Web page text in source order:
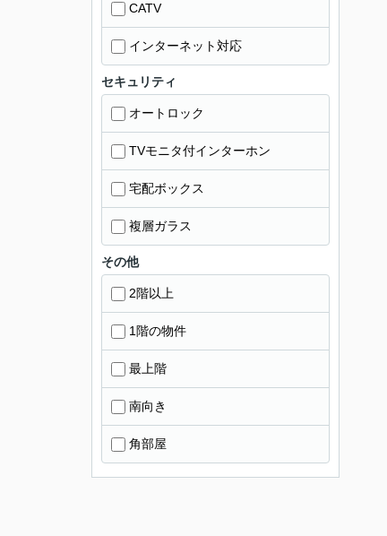
CATV
インターネット対応
セキュリティ
オートロック
TVモニタ付インターホン
宅配ボックス
複層ガラス
その他
2階以上
1階の物件
最上階
南向き
角部屋